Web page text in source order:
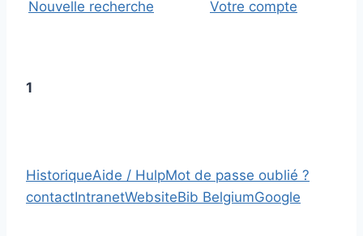
Nouvelle recherche Votre compte
1
HistoriqueAide / HulpMot de passe oublié ?
contactIntranetWebsiteBib BelgiumGoogle